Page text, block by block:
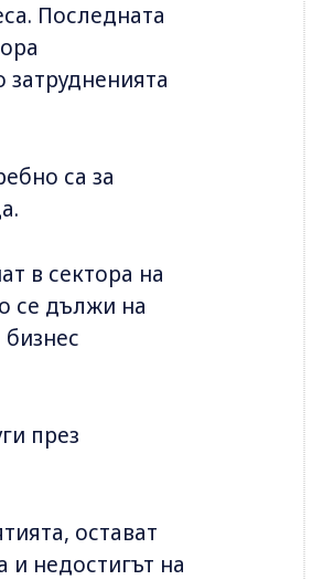
Последната
затрудненията
са за
в сектора на
се дължи на
през
остават
и недостигът на